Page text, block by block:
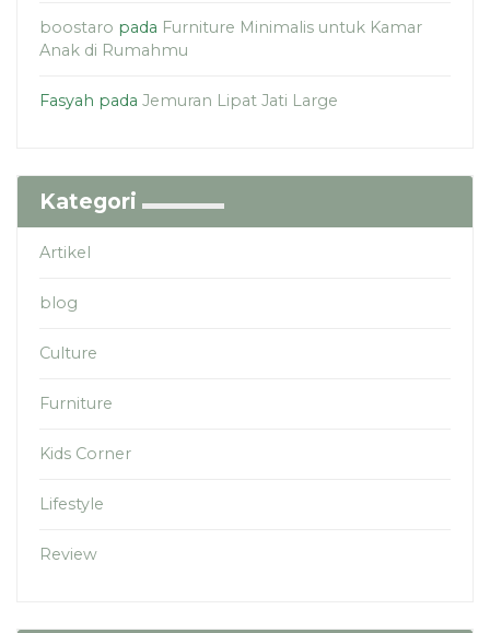
boostaro pada Furniture Minimalis untuk Kamar
Anak di Rumahmu
Fasyah pada Jemuran Lipat Jati Large
Kategori
Artikel
blog
Culture
Furniture
Kids Corner
Lifestyle
Review